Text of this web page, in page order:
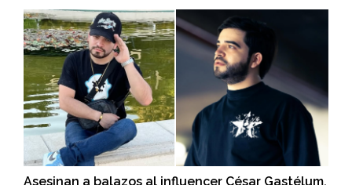
Asesinan a balazos al influencer César Gastélum,